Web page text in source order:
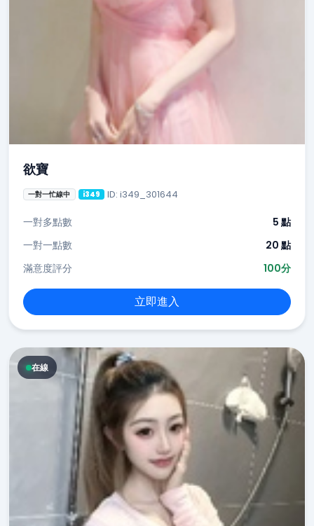
欲寶
一對一忙線中 i349 ID: i349_301644
一對多點數
5 點
一對一點數
20 點
滿意度評分
100分
立即進入
在線